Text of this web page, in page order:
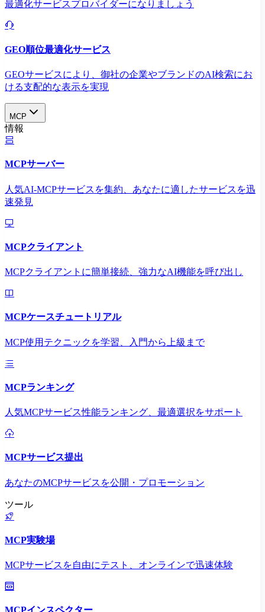
最適化サービスプロバイダーになりましょう
GEO順位最適化サービス
GEOサービスにより、御社の企業やブランドのAI検索にお
ける支配的な表示を実現​
MCP
情報
MCPサーバー
人気AI-MCPサービスを集約、あなたに適したサービスを迅
速発見
MCPクライアント
MCPクライアントに簡単接続、強力なAI機能を呼び出し
MCPケースチュートリアル
MCP使用テクニックを学習、入門から上級まで
MCPランキング
人気MCPサービス性能ランキング、最適選択をサポート
MCPサービス提出
あなたのMCPサービスを公開・プロモーション
ツール
MCP実験場
MCPサービスを自由にテスト、オンラインで迅速体験